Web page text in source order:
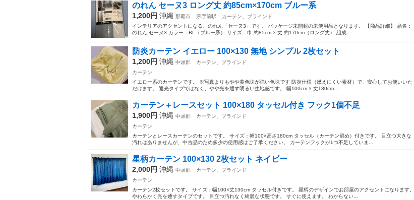
のれん セーヌ3 ロング丈 約85cm×170cm ブルー系
1,200円 沖縄 那覇市 県庁前駅
カーテン、ブラインド
インテリアのアクセントになる、のれん「セーヌ3」です。 パッケージ未開封の未使用品となります。 【商品詳細】 品名：
のれん セーヌ3 カラー：BL（ブルー系） サイズ：巾 約85cm × 丈 約170cm（ロング丈） 組成...
防炎カーテン イエロー 100×130 無地 シンプル 2枚セット
1,200円 沖縄 中頭郡
カーテン、ブラインド
カーテン
イエロー系のカーテンです。 ※写真よりもやや黄色味が強い色味です 防炎仕様（燃えにくい素材）で、安心してお使いいた
だけます。 遮光タイプではなく、やや光を通す明るい生地感です。 幅100cm × 丈130cm...
カーテン＋レースセット 100×180 タッセル付き フック1個不足
1,900円 沖縄 中頭郡
カーテン、ブラインド
カーテン
カーテンとレースカーテンのセットです。 サイズ：幅100×高さ180cm タッセル（カーテン留め）付きです。 目立つ大きな
汚れはありませんが、中古品のため多少の使用感はご了承ください。 カーテンフックが1つ不足していま...
星柄カーテン 100×130 2枚セット ネイビー
2,000円 沖縄 中頭郡
カーテン、ブラインド
カーテン
カーテン2枚セットです。 サイズ：幅100×丈130cm タッセル付きです。 星柄のデザインでお部屋のアクセントになります。
やわらかく光を通すタイプです。 目立つ汚れなく綺麗な状態です。 すぐに使えます。 わからない...